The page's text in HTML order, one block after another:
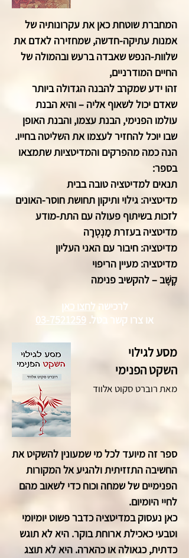
המחברת שוטחת כאן את עקרונותיה של
אמנות עתיקה-חדשה, שמחזירה לאדם את
שלוות-הנפש שאבדה ברעש ובהמולה של
החיים המודרניים,
זהו ידע שמקרב להבנה הגדולה ביותר
שאדם יכול לשאוף אליה – והיא הבנת
עולמו הפנימי, הבנת עצמו, והבנת האופן
שבו יוכל להחזיר לעצמו את השליטה בחייו.
הנה כמה מהפרקים והמדיטציות שתמצאו
בספר:
תנאים למדיטציה טובה בבית
מדיטציה: גילוי ותיקון תחושת חוסר-האונים
לזכות בשיתוף פעולה עם התת-מודע
מדיטציה בעזרת מַנְטְרָה
מדיטציה: חיבור עם האני העליון
מדיטציה: מעיין הריפוי
קֶשֶּׁב – להקשיב פנימה
לרכישה לחצו כאן
או צרו קשר
בטל. 03-7521259
מסע לגילוי
השקט הפנימי
מאת רוברט סקוט אלווד
ספר זה מיועד לכל מי שמעונין להשקיט את
החשיבה התזזיתית ולהגיע אל המקורות
הפנימיים של שמחה וכוח כדי לשאוב מהם
לחיי היומיום.
כאן נעסוק במדיטציה כדבר פשוט יומיומי
וטבעי כאכילת ארוחת בוקר. היא לא תוגש
כדתית, כגאולה או כהארה. היא לא תוצג